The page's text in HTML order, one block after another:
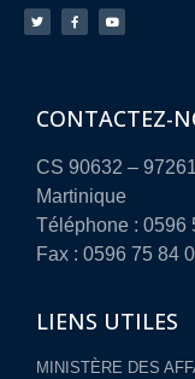
CONTACTEZ-
CS 90632 –
Martinique
Téléphone : 0596
Fax : 0596 75 84
LIENS UTILES
MINISTÈRE DES